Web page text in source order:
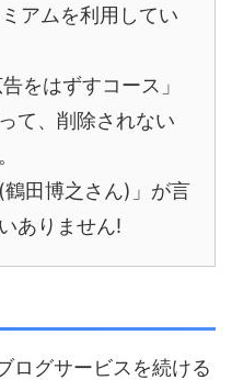
アムを利用してい
をはずすコース」
て、削除されない
田博之さん)」が言
ありません!
ログサービスを続ける